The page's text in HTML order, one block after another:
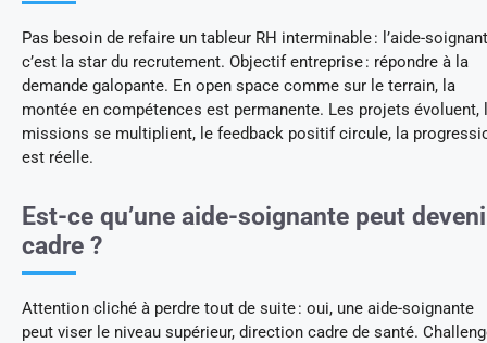
Pas besoin de refaire un tableur RH interminable : l’aide-
c’est la star du recrutement. Objectif entreprise : répondre à la
demande galopante. En open space comme sur le terrain, la
montée en compétences est permanente. Les projets évoluent,
missions se multiplient, le feedback positif circule, la
est réelle.
Est-ce qu’une aide-soignante peut
cadre ?
Attention cliché à perdre tout de suite : oui, une aide-soignante
peut viser le niveau supérieur, direction cadre de santé.